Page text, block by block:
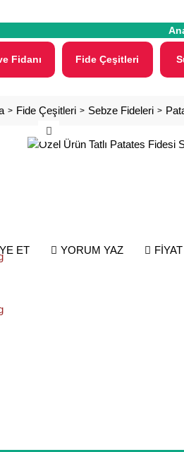
Fidanı Fide Çeşitleri
Fide Çeşitleri Sebze Fideleri
ET YORUM YAZ